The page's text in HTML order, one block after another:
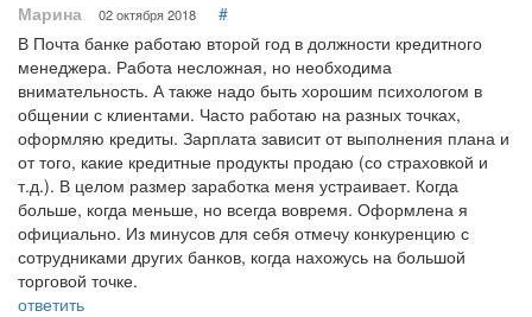
Марина 02 октября 2018
#
В Почта банке работаю второй год в должности кредитного
менеджера. Работа несложная, но необходима
внимательность. А также надо быть хорошим психологом в
общении с клиентами. Часто работаю на разных точках,
оформляю кредиты. Зарплата зависит от выполнения плана и
от того, какие кредитные продукты продаю (со страховкой и
т.д.). В целом размер заработка меня устраивает. Когда
больше, когда меньше, но всегда вовремя. Оформлена я
официально. Из минусов для себя отмечу конкуренцию с
сотрудниками других банков, когда нахожусь на большой
торговой точке.
ответить